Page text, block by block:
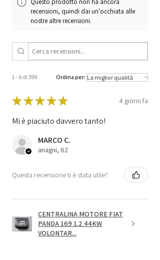
9001090149 /
GJC-A54CFS0-5000 /
GJCA54CFS05000 /
recensioni, quindi dai un'occhiata alle
nostre altre recensioni.
1 - 6 di 399 Ordina per:
★★★★★ 4 giorni fa
Mi è piaciuto davvero tanto!
MARCO C.
anagni, 62
Questa recensione ti è stata utile?
CENTRALINA MOTORE FIAT
PANDA 169 1.2 44KW
VOLONTAR...